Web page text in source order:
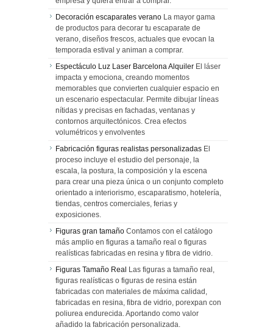
Decoración escaparates verano La mayor gama
de productos para decorar tu escaparate de
verano, diseños frescos, actuales que evocan la
temporada estival y animan a comprar.
Espectáculo Luz Laser Barcelona Alquiler El láser
impacta y emociona, creando momentos
memorables que convierten cualquier espacio en
un escenario espectacular. Permite dibujar líneas
nítidas y precisas en fachadas, ventanas y
contornos arquitectónicos. Crea efectos
volumétricos y envolventes
Fabricación figuras realistas personalizadas El
proceso incluye el estudio del personaje, la
escala, la postura, la composición y la escena
para crear una pieza única o un conjunto completo
orientado a interiorismo, escaparatismo, hotelería,
tiendas, centros comerciales, ferias y
exposiciones.
Figuras gran tamaño Contamos con el catálogo
más amplio en figuras a tamaño real o figuras
realísticas fabricadas en resina y fibra de vidrio.
Figuras Tamaño Real Las figuras a tamaño real,
figuras realísticas o figuras de resina están
fabricadas con materiales de máxima calidad,
fabricadas en resina, fibra de vidrio, porexpan con
poliurea endurecida. Aportando como valor
añadido la fabricación personalizada.